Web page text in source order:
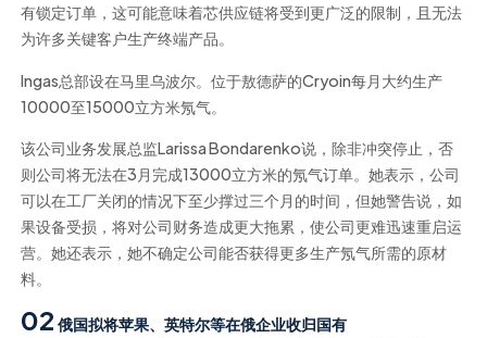
有锁定订单，这可能意味着芯供应链将受到更广泛的限制，且无法
为许多关键客户生产终端产品。
Ingas总部设在马里乌波尔。位于敖德萨的Cryoin每月大约生产
10000至15000立方米氖气。
该公司业务发展总监Larissa Bondarenko说，除非冲突停止，否
则公司将无法在3月完成13000立方米的氖气订单。她表示，公司
可以在工厂关闭的情况下至少撑过三个月的时间，但她警告说，如
果设备受损，将对公司财务造成更大拖累，使公司更难迅速重启运
营。她还表示，她不确定公司能否获得更多生产氖气所需的原材
料。
02 俄国拟将苹果、英特尔等在俄企业收归国有